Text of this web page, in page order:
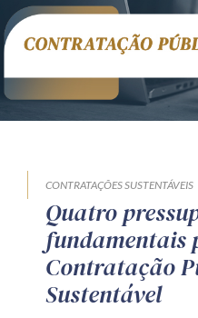
Av. Sete de
Batel Curitiba/
Whatsapp
CONTRATAÇÕES SUSTENTÁVEIS
Quatro
fundamentais
Contratação
Sustentável